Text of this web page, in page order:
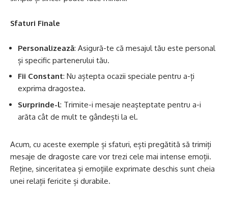
Sfaturi Finale
Personalizează: Asigură-te că mesajul tău este personal
și specific partenerului tău.
Fii Constant: Nu aștepta ocazii speciale pentru a-ți
exprima dragostea.
Surprinde-l: Trimite-i mesaje neașteptate pentru a-i
arăta cât de mult te gândești la el.
Acum, cu aceste exemple și sfaturi, ești pregătită să trimiți
mesaje de dragoste care vor trezi cele mai intense emoții.
Reține, sinceritatea și emoțiile exprimate deschis sunt cheia
unei relații fericite și durabile.